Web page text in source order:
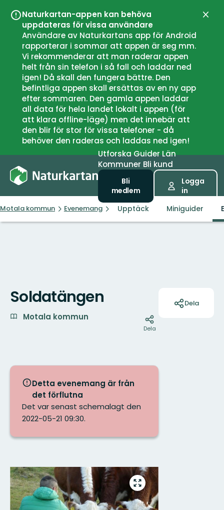
Naturkartan-appen kan behöva
uppdateras för vissa användare
Användare av Naturkartans app för Android
rapporterar i sommar att appen är seg mm.
Vi rekommenderar att man raderar appen
helt från sin telefon i så fall och laddar ned
igen! Då skall den fungera bättre. Den
befintliga appen skall ersättas av en ny app
efter sommaren. Den gamla appen laddar
all data för hela landet lokalt i appen (för
att klara offline-läge) men det innebär att
den blir för stor för vissa telefoner - då
behöver den raderas och laddas ned igen!
UtforskaGuiderLän
Kommuner Bli kund
Bli
medlem
Logga
in
Motala kommun Evenemang Soldatängen
Upptäck Miniguider
Soldatängen
Motala kommun
Dela
Detta evenemang är från
det förflutna
Det var senast schemalagt den
2022-05-21 09:30.
Bilder
Gå
till
helskärmsläge
Dela